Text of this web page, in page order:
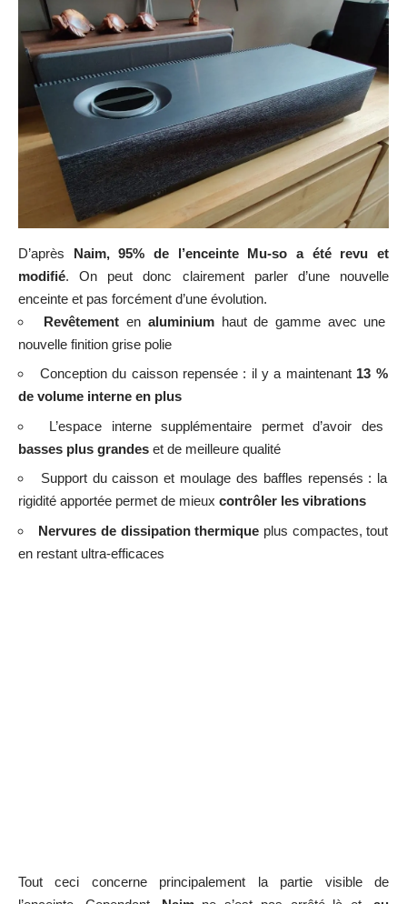
D’après Naim, 95% de l’enceinte Mu-so a été revu et
modifié. On peut donc clairement parler d’une nouvelle
enceinte et pas forcément d’une évolution.
Revêtement en aluminiumhaut de gamme avec une
nouvelle finition grise polie
Conception du caisson repensée : il y a maintenant 13 %
de volume interne en plus
L’espace interne supplémentaire permet d’avoir des
basses plus grandes et de meilleure qualité
Support du caisson et moulage des baffles repensés : la
rigidité apportée permet de mieux contrôler les vibrations
Nervures de dissipation thermique plus compactes, tout
en restant ultra-efficaces
Tout ceci concerne principalement la partie visible de